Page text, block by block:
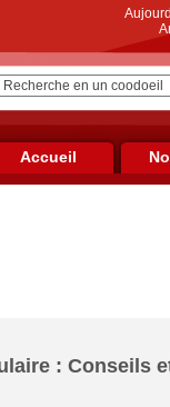
Accueil
: Conseils